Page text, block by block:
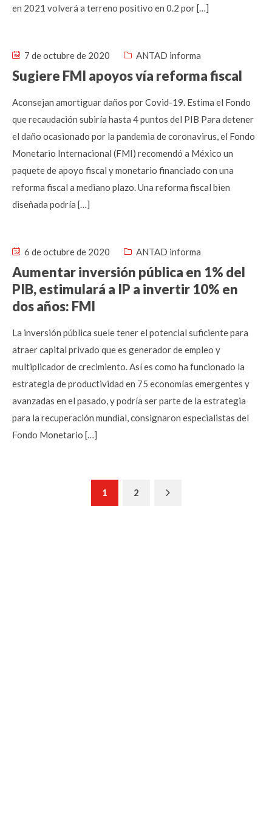
en 2021 volverá a terreno positivo en 0.2 por […]
7 de octubre de 2020 ANTAD informa
Sugiere FMI apoyos vía reforma fiscal
Aconsejan amortiguar daños por Covid-19. Estima el Fondo
que recaudación subiría hasta 4 puntos del PIB Para detener
el daño ocasionado por la pandemia de coronavirus, el Fondo
Monetario Internacional (FMI) recomendó a México un
paquete de apoyo fiscal y monetario financiado con una
reforma fiscal a mediano plazo. Una reforma fiscal bien
diseñada podría […]
6 de octubre de 2020 ANTAD informa
Aumentar inversión pública en 1% del
PIB, estimulará a IP a invertir 10% en
dos años: FMI
La inversión pública suele tener el potencial suficiente para
atraer capital privado que es generador de empleo y
multiplicador de crecimiento. Así es como ha funcionado la
estrategia de productividad en 75 economías emergentes y
avanzadas en el pasado, y podría ser parte de la estrategia
para la recuperación mundial, consignaron especialistas del
Fondo Monetario […]
1 2